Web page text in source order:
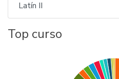
Latín II
Top curso